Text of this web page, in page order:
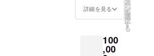
きだ」と感
キャンバス
ら、備
考欄に
いしま
す。
バスを
きま
す。 サ
バスを
きま
す。 サ
白キャ
ンバス
色（お
色） 画
材（水
詳細を見る ー
ン
を
選
択
す
る
100
,00